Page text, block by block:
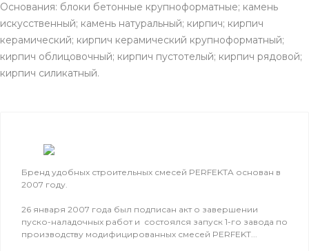
Основания: блоки бетонные крупноформатные; камень
искусственный; камень натуральный; кирпич; кирпич
керамический; кирпич керамический крупноформатный;
кирпич облицовочный; кирпич пустотелый; кирпич рядовой;
кирпич силикатный.
Бренд удобных строительных смесей PERFEKTA основан в
2007 году.
26 января 2007 года был подписан акт о завершении
пуско-наладочных работ и состоялся запуск 1-го завода по
производству модифицированных смесей PERFEKT...